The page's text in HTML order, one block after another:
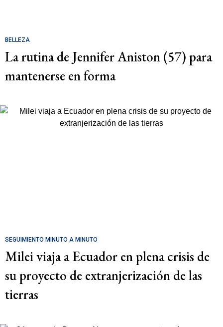
BELLEZA
La rutina de Jennifer Aniston (57) para
mantenerse en forma
SEGUIMIENTO MINUTO A MINUTO
Milei viaja a Ecuador en plena crisis de
su proyecto de extranjerización de las
tierras